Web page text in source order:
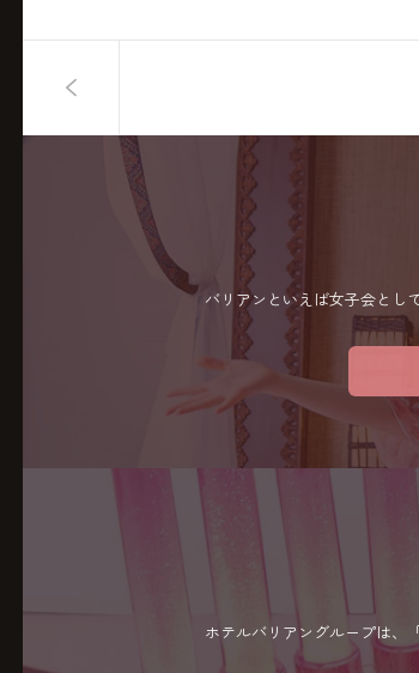
バリアンといえば女子会とし
ホテルバリアングループは、